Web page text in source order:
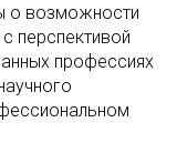
о возможности
перспективой
профессиях